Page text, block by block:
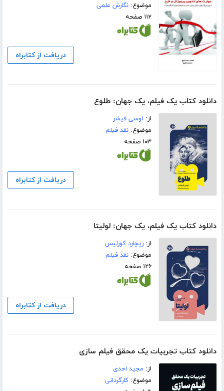
موضوع:نگارش علمی
۱۱۲ صفحه
دریافت از کتابراه
دانلود کتاب یک فیلم، یک جهان: طلوع
از: لوسی فیشر
موضوع:نقد فیلم
۱۰۳ صفحه
دریافت از کتابراه
دانلود کتاب یک فیلم، یک جهان: لولیتا
از:ریچارد کورلیس
موضوع:نقد فیلم
۱۲۶ صفحه
دریافت از کتابراه
دانلود کتاب تجربیات یک محقق فیلم سازی
از: مجید احدی
موضوع:کارگردانی